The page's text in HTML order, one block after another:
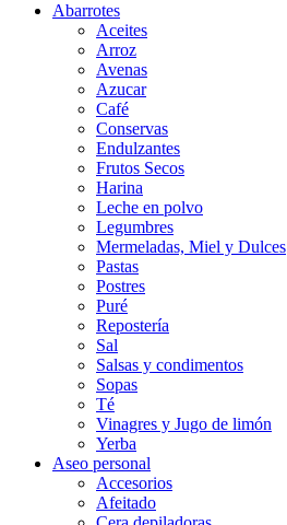
Abarrotes
Aceites
Arroz
Avenas
Azucar
Café
Conservas
Endulzantes
Frutos Secos
Harina
Leche en polvo
Legumbres
Mermeladas, Miel y Dulces
Pastas
Postres
Puré
Repostería
Sal
Salsas y condimentos
Sopas
Té
Vinagres y Jugo de limón
Yerba
Aseo personal
Accesorios
Afeitado